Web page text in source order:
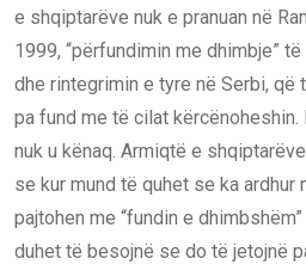
e shqiptarëve nuk e pranuan në
1999, “përfundimin me dhimbje”
dhe rintegrimin e tyre në Serbi, që
pa fund me të cilat kërcënoheshin.
nuk u kënaq. Armiqtë e
se kur mund të quhet se ka
pajtohen me “fundin e
duhet të besojnë se do të jetojnë